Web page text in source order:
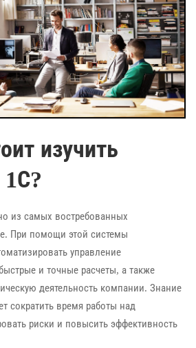
изучить
1С?
из самых востребованных
При помощи этой системы
управление
и точные расчеты, а также
деятельность компании. Знание
сократить время работы над
риски и повысить эффективность